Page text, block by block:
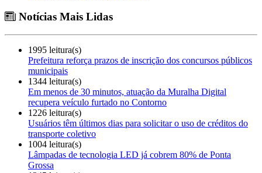
Notícias Mais Lidas
1995 leitura(s)
Prefeitura reforça prazos de inscrição dos concursos públicos
municipais
1344 leitura(s)
Em menos de 30 minutos, atuação da Muralha Digital
recupera veículo furtado no Contorno
1226 leitura(s)
Usuários têm últimos dias para solicitar o uso de créditos do
transporte coletivo
1004 leitura(s)
Lâmpadas de tecnologia LED já cobrem 80% de Ponta
Grossa